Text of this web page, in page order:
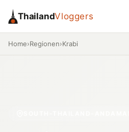
ThailandVloggers
Home›Regionen›Krabi